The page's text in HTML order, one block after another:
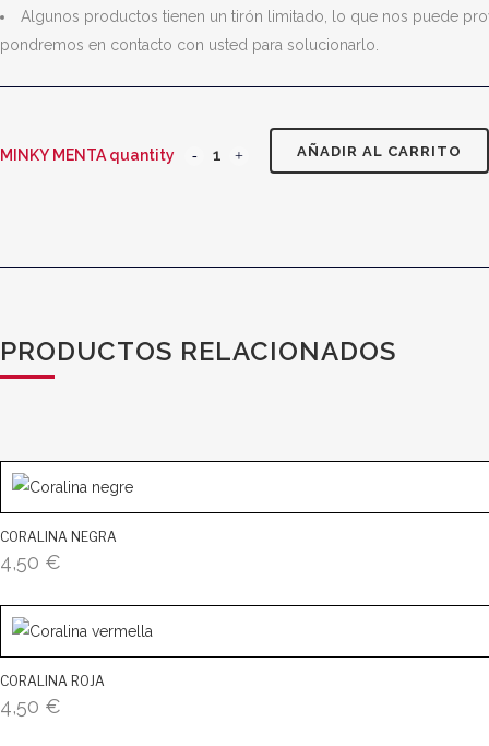
Algunos productos tienen un tirón limitado, lo que nos puede
pondremos en contacto con usted para solucionarlo.
MINKY MENTA quantity AÑADIR AL CARRITO
PRODUCTOS RELACIONADOS
CORALINA NEGRA
4,50 €
CORALINA ROJA
4,50 €